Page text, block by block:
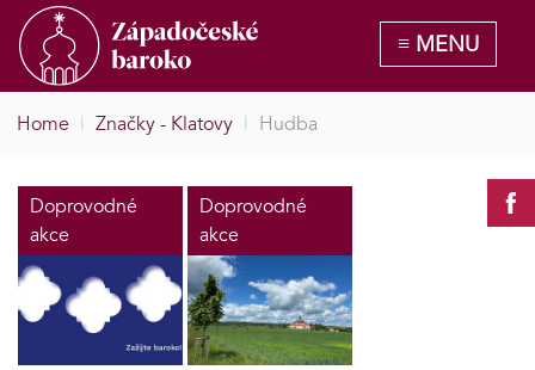
Home | Značky - Klatovy | Hudba
Doprovodné
akce
Doprovodné
akce